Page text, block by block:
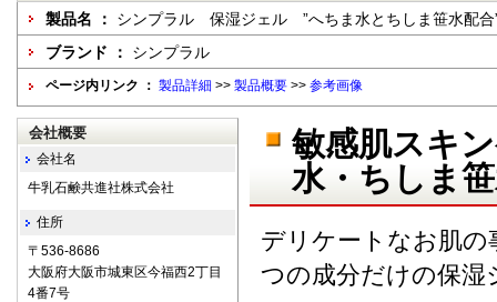
製品名 ： シンプラル 保湿ジェル ”へちま水とちしま笹水配合
ブランド ： シンプラル
ページ内リンク ： 製品詳細 >> 製品概要 >> 参考画像
敏感肌スキ
水・ちしま
デリケートなお肌
つの成分だけの保
会社概要
会社名
牛乳石鹸共進社株式会社
住所
〒536-8686
大阪府大阪市城東区今福西2丁目
4番7号